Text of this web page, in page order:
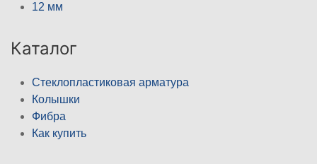
12 мм
Каталог
Стеклопластиковая арматура
Колышки
Фибра
Как купить